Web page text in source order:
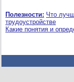
Полезности: Что
трудоустройстве
Какие понятия и